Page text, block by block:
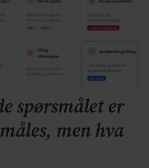
spørsmålet er
men hva